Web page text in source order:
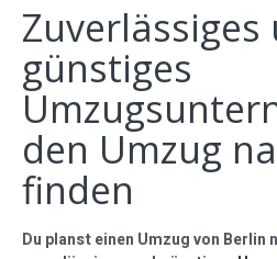
Zuverlässiges
günstiges
den Umzug
finden
Du planst einen Umzug von Berlin